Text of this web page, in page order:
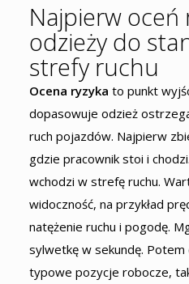
Najpierw oceń
odzieży do
strefy ruchu
Ocena ryzyka to punkt
dopasowuje odzież
ruch pojazdów. Najpierw
gdzie pracownik stoi i
wchodzi w strefę ruchu.
widoczność, na przykład
natężenie ruchu i pogodę.
sylwetkę w sekundę. Potem
typowe pozycje robocze,